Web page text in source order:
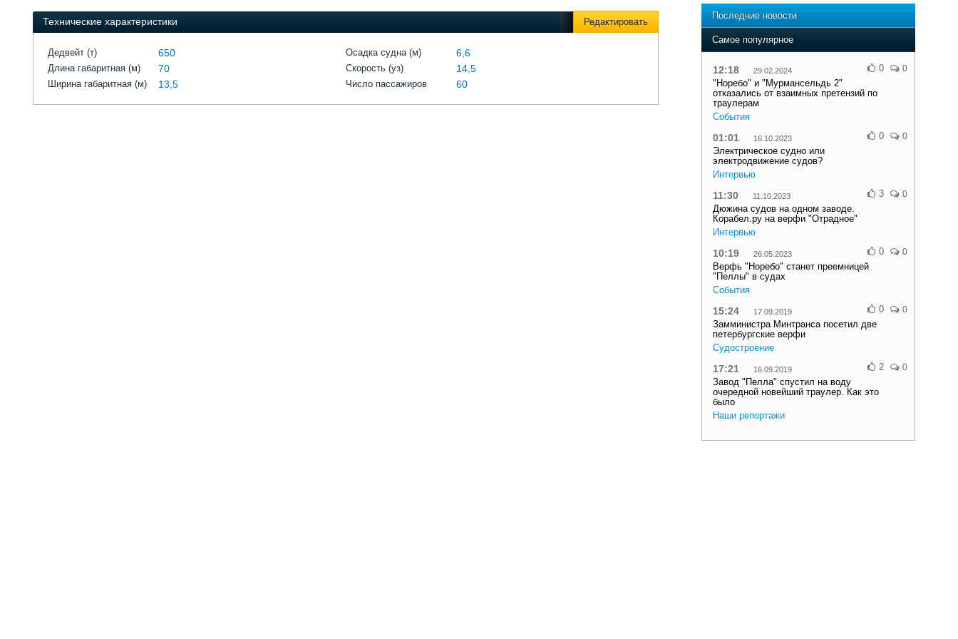
Технические характеристики Редактировать
Дедвейт (т) 650
Длина габаритная (м) 70
Ширина габаритная (м) 13,5
Осадка судна (м) 6,6
Скорость (уз) 14,5
Число пассажиров 60
Последние новости
Самое популярное
12:18 29.02.2024
"Норебо" и "Мурмансельдь 2"
отказались от взаимных претензий по
траулерам
События
0 0
01:01 16.10.2023
Электрическое судно или
электродвижение судов?
Интервью
0 0
11:30 11.10.2023
Дюжина судов на одном заводе.
Корабел.ру на верфи "Отрадное"
Интервью
3 0
10:19 26.05.2023
Верфь "Норебо" станет преемницей
"Пеллы" в судах
События
0 0
15:24 17.09.2019
Замминистра Минтранса посетил две
петербургские верфи
Судостроение
0 0
17:21 16.09.2019
Завод "Пелла" спустил на воду
очередной новейший траулер. Как это
было
Наши репортажи
2 0